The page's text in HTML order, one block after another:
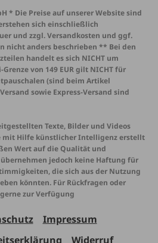
* Die Preise auf unserer Website sind
sich einschließlich
und zzgl. Versandkosten und ggf.
nicht anders beschrieben ** Bei den
handelt es sich NICHT um
von 149 EUR gilt NICHT für
(sind beim Artikel
sowie Express-Versand sind
Texte, Bilder und Videos
mit Hilfe künstlicher Intelligenz erstellt
Wert auf die Qualität und
jedoch keine Haftung für
die sich aus der Nutzung
könnten. Für Rückfragen oder
zur Verfügung
Impressum
Widerruf